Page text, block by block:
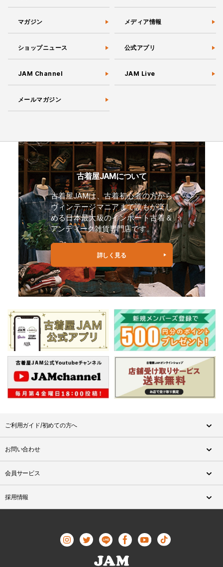
マガジン メディア情報
ショップニュース 公式アプリ
JAM Channel JAM Live
メールマガジン
古着屋JAMについて
古着屋JAMは、古着初心者の方から
ヴィンテージマニアまで誰もが楽し
める日本最大級のインポート古着＆
アンティーク雑貨専門店です。
詳しく見る
ご利用ガイド/初めての方へ
お問い合わせ
会員サービス
採用情報